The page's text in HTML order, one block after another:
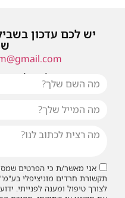
יש לכם עדכון
או שילחו אלינו
אני מאשר/ת כי הפרטים
תקשורת חרדים מוניציפלי
לצורך טיפול ומענה לפנייתי.